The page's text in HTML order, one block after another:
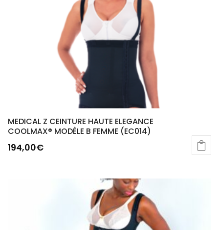
MEDICAL Z CEINTURE HAUTE ELEGANCE
COOLMAX® MODÈLE B FEMME (EC014)
194,00€